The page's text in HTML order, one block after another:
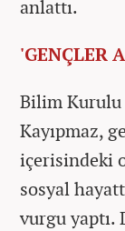
anlattı.
'GENÇLER
Bilim Kurulu
Kayıpmaz,
içerisindeki
sosyal
vurgu yaptı.